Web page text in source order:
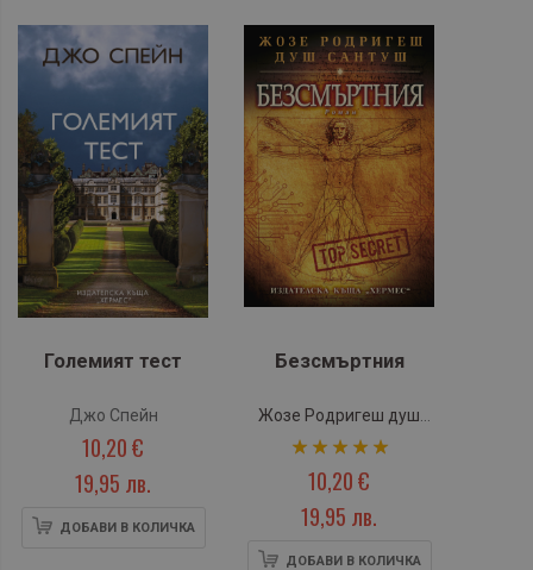
Големият тест
Джо Спейн
10,20 €
19,95 лв.
ДОБАВИ В КОЛИЧКА
Безсмъртния
Жозе Родригеш душ
Сантуш
рейтинг:
100%10,20 €
19,95 лв.
ДОБАВИ В КОЛИЧКА